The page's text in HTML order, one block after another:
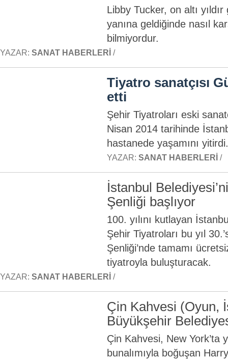
Libby Tucker, on altı
yanına geldiğinde nasıl
bilmiyordur.
YAZAR: SANAT HABERLERI /
Tiyatro sanatçısı
etti
Şehir Tiyatroları eski
Nisan 2014 tarihinde
hastanede yaşamını yitirdi.
YAZAR: SANAT HABERLERI /
İstanbul
Şenliği başlıyor
100. yılını kutlayan
Şehir Tiyatroları bu yıl
Şenliği’nde tamamı
tiyatroyla buluşturacak.
YAZAR: SANAT HABERLERI /
Çin Kahvesi (Oyun,
Büyükşehir
Çin Kahvesi, New York’ta
bunalımıyla boğuşan